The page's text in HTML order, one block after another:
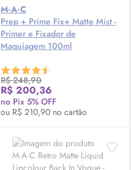
M·A·C
Prep + Prime Fix+ Matte Mist -
Primer e Fixador de
Maquiagem 100ml
R$ 248,90
R$ 200,36
no Pix 5% OFF
ou R$ 210,90 no cartão